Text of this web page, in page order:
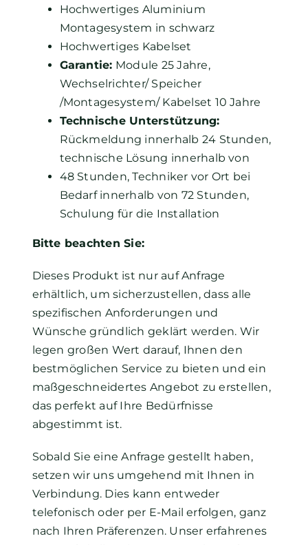
Hochwertiges Aluminium
Montagesystem in schwarz
Hochwertiges Kabelset
Garantie: Module 25 Jahre,
Wechselrichter/ Speicher
/Montagesystem/ Kabelset 10 Jahre
Technische Unterstützung:
Rückmeldung innerhalb 24 Stunden,
technische Lösung innerhalb von
48 Stunden, Techniker vor Ort bei
Bedarf innerhalb von 72 Stunden,
Schulung für die Installation
Bitte beachten Sie:
Dieses Produkt ist nur auf Anfrage
erhältlich, um sicherzustellen, dass alle
spezifischen Anforderungen und
Wünsche gründlich geklärt werden. Wir
legen großen Wert darauf, Ihnen den
bestmöglichen Service zu bieten und ein
maßgeschneidertes Angebot zu erstellen,
das perfekt auf Ihre Bedürfnisse
abgestimmt ist.
Sobald Sie eine Anfrage gestellt haben,
setzen wir uns umgehend mit Ihnen in
Verbindung. Dies kann entweder
telefonisch oder per E-Mail erfolgen, ganz
nach Ihren Präferenzen. Unser erfahrenes